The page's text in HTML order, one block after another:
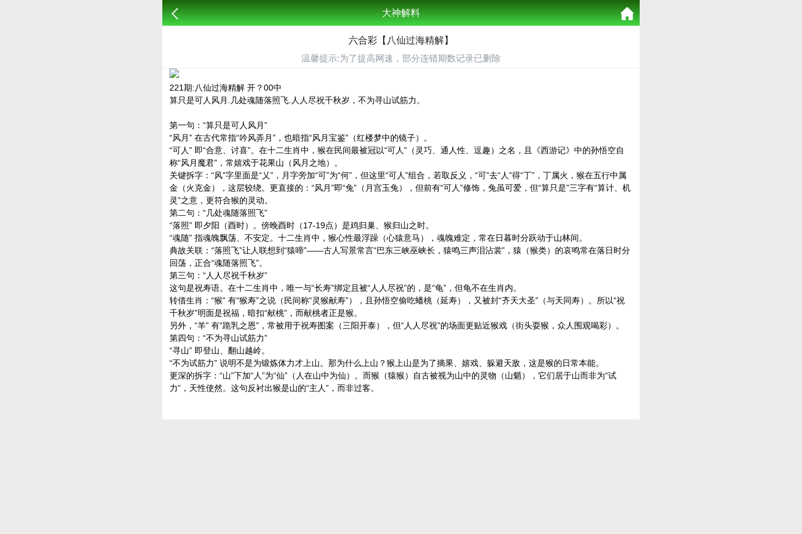
大神解料
六合彩【八仙过海精解】
温馨提示:为了提高网速，部分连错期数记录已删除
221期:八仙过海精解 开？00中
算只是可人风月.几处魂随落照飞.人人尽祝千秋岁，不为寻山试筋力。
第一句：“算只是可人风月”
“风月” 在古代常指“吟风弄月”，也暗指“风月宝鉴”（红楼梦中的镜子）。
“可人” 即“合意、讨喜”。在十二生肖中，猴在民间最被冠以“可人”（灵巧、通人性、逗趣）之名，且《西游记》中的孙悟空自
称“风月魔君”，常嬉戏于花果山（风月之地）。
关键拆字：“风”字里面是“乂”，月字旁加“可”为“何”，但这里“可人”组合，若取反义，“可”去“人”得“丁”，丁属火，猴在五行中属
金（火克金），这层较绕。更直接的：“风月”即“兔”（月宫玉兔），但前有“可人”修饰，兔虽可爱，但“算只是”三字有“算计、机
灵”之意，更符合猴的灵动。
第二句：“几处魂随落照飞”
“落照” 即夕阳（酉时）。傍晚酉时（17-19点）是鸡归巢、猴归山之时。
“魂随” 指魂魄飘荡、不安定。十二生肖中，猴心性最浮躁（心猿意马），魂魄难定，常在日暮时分跃动于山林间。
典故关联：“落照飞”让人联想到“猿啼”——古人写景常言“巴东三峡巫峡长，猿鸣三声泪沾裳”，猿（猴类）的哀鸣常在落日时分
回荡，正合“魂随落照飞”。
第三句：“人人尽祝千秋岁”
这句是祝寿语。在十二生肖中，唯一与“长寿”绑定且被“人人尽祝”的，是“龟”，但龟不在生肖内。
转借生肖：“猴” 有“猴寿”之说（民间称“灵猴献寿”），且孙悟空偷吃蟠桃（延寿），又被封“齐天大圣”（与天同寿）。所以“祝
千秋岁”明面是祝福，暗扣“献桃”，而献桃者正是猴。
另外，“羊” 有“跪乳之恩”，常被用于祝寿图案（三阳开泰），但“人人尽祝”的场面更贴近猴戏（街头耍猴，众人围观喝彩）。
第四句：“不为寻山试筋力”
“寻山” 即登山、翻山越岭。
“不为试筋力” 说明不是为锻炼体力才上山。那为什么上山？猴上山是为了摘果、嬉戏、躲避天敌，这是猴的日常本能。
更深的拆字：“山”下加“人”为“仙”（人在山中为仙）。而猴（猿猴）自古被视为山中的灵物（山魈），它们居于山而非为“试
力”，天性使然。这句反衬出猴是山的“主人”，而非过客。